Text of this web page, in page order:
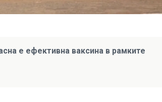
е ефективна ваксина в рамките